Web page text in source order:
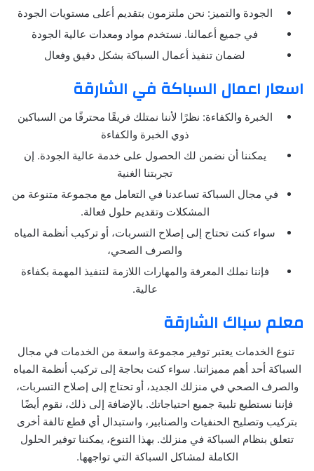
الجودة والتميز: نحن ملتزمون بتقديم أعلى مستويات الجودة
في جميع أعمالنا. نستخدم مواد ومعدات عالية الجودة
لضمان تنفيذ أعمال السباكة بشكل دقيق وفعال
اسعار اعمال السباكة في الشارقة
الخبرة والكفاءة: نظرًا لأننا نمتلك فريقًا محترفًا من السباكين
ذوي الخبرة والكفاءة
يمكننا أن نضمن لك الحصول على خدمة عالية الجودة. إن
تجربتنا الغنية
في مجال السباكة تساعدنا في التعامل مع مجموعة متنوعة من
المشكلات وتقديم حلول فعالة.
سواء كنت تحتاج إلى إصلاح التسربات، أو تركيب أنظمة المياه
والصرف الصحي،
فإننا نملك المعرفة والمهارات اللازمة لتنفيذ المهمة بكفاءة
عالية.
معلم سباك الشارقة
تنوع الخدمات يعتبر توفير مجموعة واسعة من الخدمات في مجال
السباكة أحد أهم مميزاتنا. سواء كنت بحاجة إلى تركيب أنظمة المياه
والصرف الصحي في منزلك الجديد، أو تحتاج إلى إصلاح التسربات،
فإننا نستطيع تلبية جميع احتياجاتك. بالإضافة إلى ذلك، نقوم أيضًا
بتركيب وتصليح الحنفيات والصنابير، واستبدال أي قطع تالفة أخرى
تتعلق بنظام السباكة في منزلك. بهذا التنوع، يمكننا توفير الحلول
الكاملة لمشاكل السباكة التي تواجهها.